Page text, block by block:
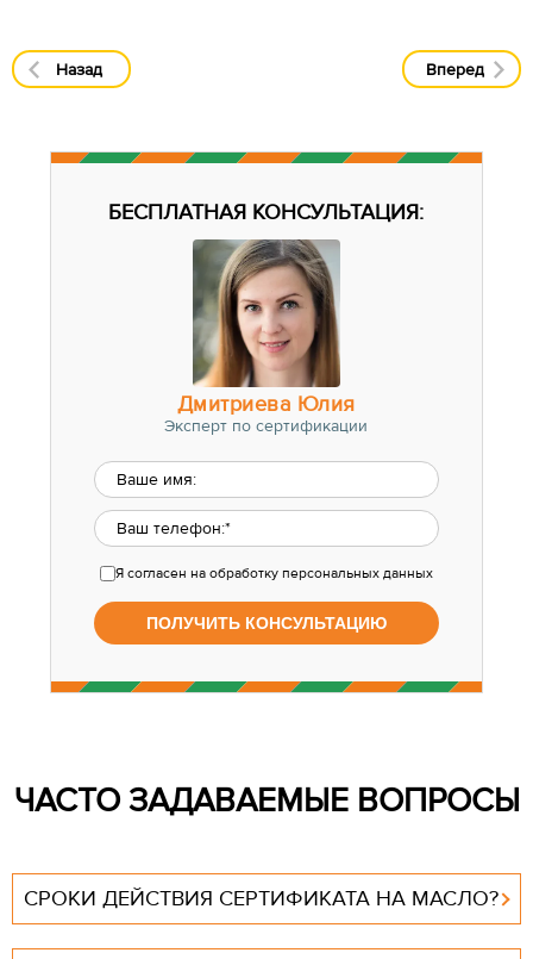
Назад Вперед
БЕСПЛАТНАЯ КОНСУЛЬТАЦИЯ:
Дмитриева Юлия
Эксперт по сертификации
Я согласен на обработку персональных данных
ЧАСТО ЗАДАВАЕМЫЕ ВОПРОСЫ
СРОКИ ДЕЙСТВИЯ СЕРТИФИКАТА НА МАСЛО?